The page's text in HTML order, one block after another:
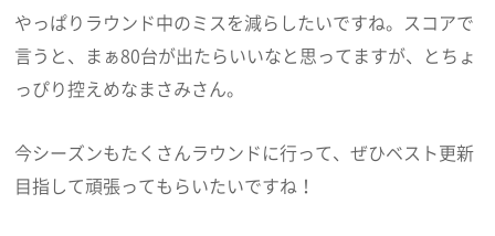
やっぱりラウンド中のミスを減らしたいですね。スコアで
言うと、まぁ80台が出たらいいなと思ってますが、とちょ
っぴり控えめなまさみさん。
今シーズンもたくさんラウンドに行って、ぜひベスト更新
目指して頑張ってもらいたいですね！